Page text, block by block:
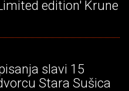
edition' Krune
slavi 15
Stara Sušica